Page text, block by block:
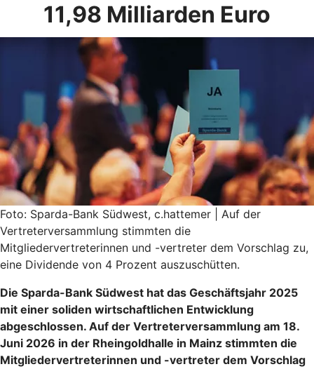
11,98 Milliarden Euro
Foto: Sparda-Bank Südwest, c.hattemer | Auf der
Vertreterversammlung stimmten die
Mitgliedervertreterinnen und -vertreter dem Vorschlag zu,
eine Dividende von 4 Prozent auszuschütten.
Die Sparda-Bank Südwest hat das Geschäftsjahr 2025
mit einer soliden wirtschaftlichen Entwicklung
abgeschlossen. Auf der Vertreterversammlung am 18.
Juni 2026 in der Rheingoldhalle in Mainz stimmten die
Mitgliedervertreterinnen und -vertreter dem Vorschlag